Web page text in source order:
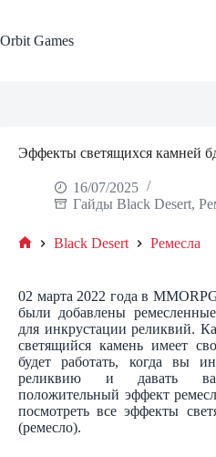
content
Orbit Games
Эффекты светящихся камней
16/07/2025
Гайды Black Desert,
Black Desert Ремесла
02 марта 2022 года в
были добавлены
для инкрустации реликвий.
светящийся камень имеет
будет работать, когда вы
реликвию и давать
положительный эффект
посмотреть все эффекты
(ремесло).